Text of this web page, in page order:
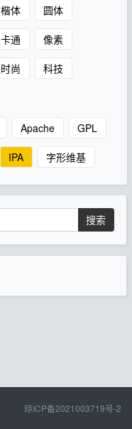
楷体 圆体
卡通 像素
时尚 科技
Apache GPL
IPA 字形维基
搜索
琼ICP备2021003719号-2